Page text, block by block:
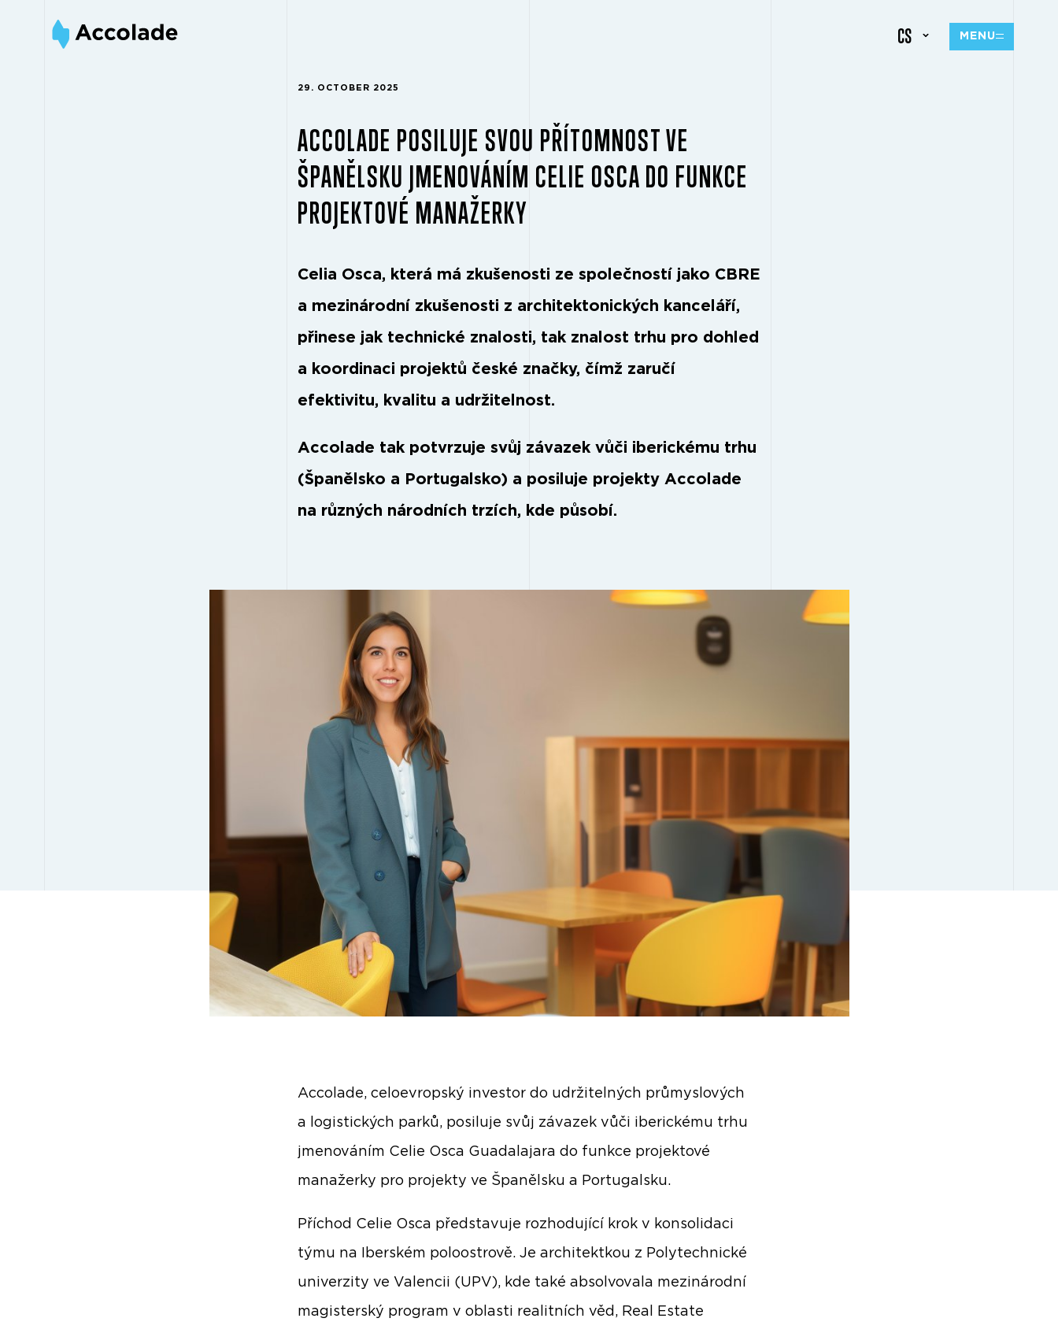
CS MENU
29. OCTOBER 2025
ACCOLADE POSILUJE SVOU PŘÍTOMNOST VE
ŠPANĚLSKU JMENOVÁNÍM CELIE OSCA DO FUNKCE
PROJEKTOVÉ MANAŽERKY
Celia Osca, která má zkušenosti ze společností jako CBRE
a mezinárodní zkušenosti z architektonických kanceláří,
přinese jak technické znalosti, tak znalost trhu pro dohled
a koordinaci projektů české značky, čímž zaručí
efektivitu, kvalitu a udržitelnost.
Accolade tak potvrzuje svůj závazek vůči iberickému trhu
(Španělsko a Portugalsko) a posiluje projekty Accolade
na různých národních trzích, kde působí.
Accolade, celoevropský investor do udržitelných průmyslových
a logistických parků, posiluje svůj závazek vůči iberickému trhu
jmenováním Celie Osca Guadalajara do funkce projektové
manažerky pro projekty ve Španělsku a Portugalsku.
Příchod Celie Osca představuje rozhodující krok v konsolidaci
týmu na Iberském poloostrově. Je architektkou z Polytechnické
univerzity ve Valencii (UPV), kde také absolvovala mezinárodní
magisterský program v oblasti realitních věd, Real Estate